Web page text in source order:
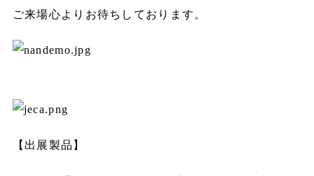
ご来場心よりお待ちしております。
【出展製品】